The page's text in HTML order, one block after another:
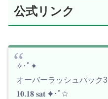
公式リンク
✧･ﾟ✦
オーバーラッシュパック3
𝟏𝟎.𝟏𝟖 𝐬𝐚𝐭 ✦･ﾟ☆